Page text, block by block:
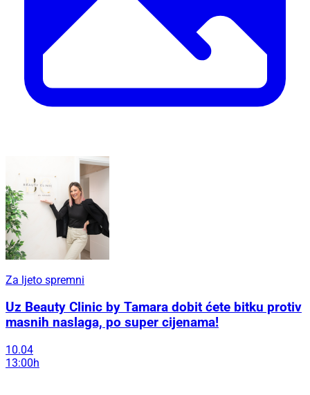
Za ljeto spremni
Uz Beauty Clinic by Tamara dobit ćete bitku protiv
masnih naslaga, po super cijenama!
10.04
13:00h